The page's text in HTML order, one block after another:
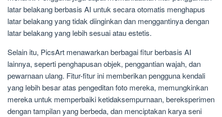
latar belakang berbasis AI untuk secara otomatis menghapus
latar belakang yang tidak diinginkan dan menggantinya dengan
latar belakang yang lebih sesuai atau estetis.
Selain itu, PicsArt menawarkan berbagai fitur berbasis AI
lainnya, seperti penghapusan objek, penggantian wajah, dan
pewarnaan ulang. Fitur-fitur ini memberikan pengguna kendali
yang lebih besar atas pengeditan foto mereka, memungkinkan
mereka untuk memperbaiki ketidaksempurnaan, bereksperimen
dengan tampilan yang berbeda, dan menciptakan karya seni